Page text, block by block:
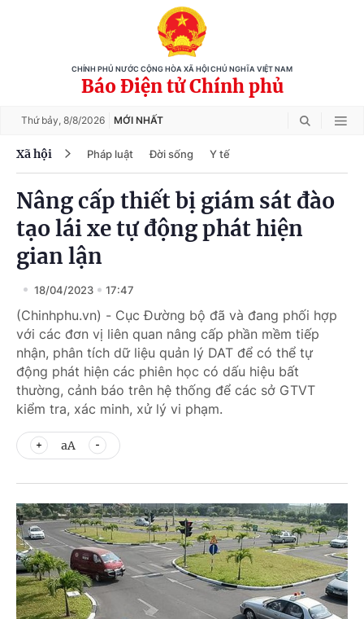
CHÍNH PHỦ NƯỚC CỘNG HÒA XÃ HỘI CHỦ NGHĨA VIỆT NAM
Báo Điện tử Chính phủ
Thứ bảy, 8/8/2026 MỚI NHẤT
Xã hội Pháp luật Đời sống Y tế
Nâng cấp thiết bị giám sát đào
tạo lái xe tự động phát hiện
gian lận
18/04/2023 17:47
(Chinhphu.vn) - Cục Đường bộ đã và đang phối hợp
với các đơn vị liên quan nâng cấp phần mềm tiếp
nhận, phân tích dữ liệu quản lý DAT để có thể tự
động phát hiện các phiên học có dấu hiệu bất
thường, cảnh báo trên hệ thống để các sở GTVT
kiểm tra, xác minh, xử lý vi phạm.
aA